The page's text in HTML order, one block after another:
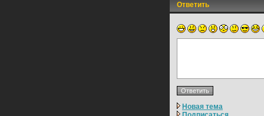
Ответить
Новая тема